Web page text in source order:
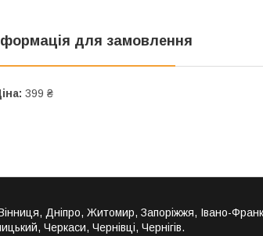
для замовлення
399 ₴
Дніпро, Житомир, Запоріжжя, Івано-
Черкаси, Чернівці, Чернігів.